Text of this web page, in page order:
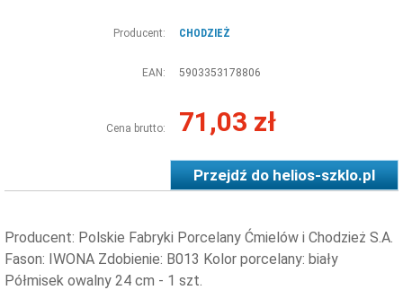
Producent: CHODZIEŻ
EAN: 5903353178806
Cena brutto: 71,03 zł
Przejdź dohelios-szklo.pl
Producent: Polskie Fabryki Porcelany Ćmielów i Chodzież S.A.
Fason: IWONA Zdobienie: B013 Kolor porcelany: biały
Półmisek owalny 24 cm - 1 szt.